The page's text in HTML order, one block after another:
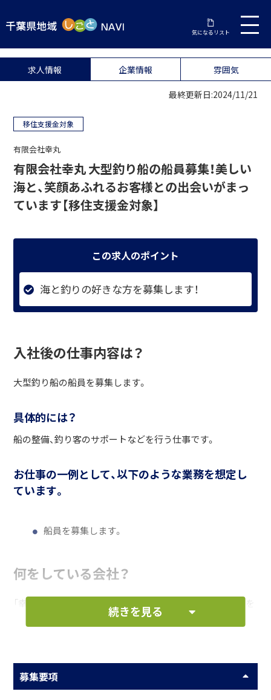
気になるリスト
求人情報 企業情報 雰囲気
最終更新日:2024/11/21
移住支援金対象
有限会社幸丸
有限会社幸丸 大型釣り船の船員募集！美しい
海と、笑顔あふれるお客様との出会いがまっ
ています【移住支援金対象】
この求人のポイント
海と釣りの好きな方を募集します！
入社後の仕事内容は？
大型釣り船の船員を募集します。
具体的には？
船の整備、釣り客のサポートなどを行う仕事です。
お仕事の一例として、以下のような業務を想定し
ています。
船員を募集します。
何をしている会社？
「幸丸」は、九十九里浜の北端にある飯岡港で大型の釣り船を
運航する老舗の船宿です。
「幸丸」は、創業60年を超え、飯岡地区で初めて午後の乗合船
をスタートした釣り船の草分け的存在です。 大型船6隻を保
続きを見る
募集要項